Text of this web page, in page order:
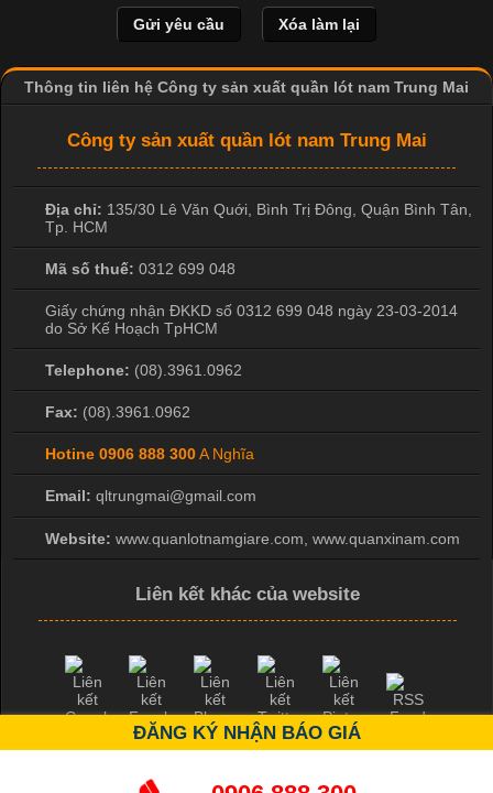
và thấm hút mồ hôi tốt. Đây cũng là loại vải được nhiều công ty
sản xuất quần lót nam lựa chọn để tạo ra các sản phẩm chất
Thông tin liên hệ Công ty sản xuất quần lót nam Trung Mai
Công ty sản xuất quần lót nam Trung Mai
Địa chỉ: 135/30 Lê Văn Quới, Bình Trị Đông Quận Bình Tân
Tp. HCM
Mã số thuế: 0312 699 048
Giấy chứng nhận ĐKKD số 0312 699 048 ngày 23-03-2014
do Sở Kế Hoạch TpHCM
Telephone: (08).3961.0962
Fax: (08).3961.0962
Hotine 0906 888 300A Nghĩa
Email: qltrungmai@gmail.com
Website: www.quanlotnamgiare.com, www.quanxinam.com
Liên kết khác của website
ĐĂNG KÝ NHẬN BÁO GIÁ